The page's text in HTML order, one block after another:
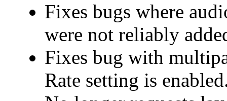
Fixes bugs where
were not reliably
Fixes bug with
Rate setting is